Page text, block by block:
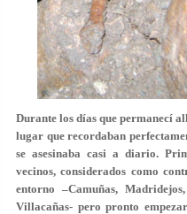
Durante los días que permanecí
lugar que recordaban
se asesinaba casi a diario.
vecinos, considerados como
entorno –Camuñas,
Villacañas- pero pronto